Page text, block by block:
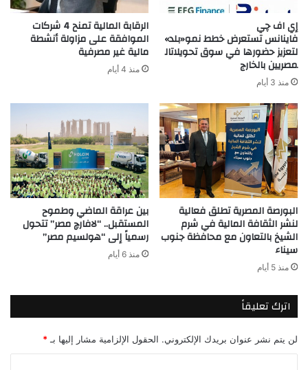
إي اف چي
فاينانس تستعرض خطط نمو«بلد»
لتعزيز حضورها في سوق تحويلاتال
مصريين بالخارج
منذ 3 أيام
الرقابة المالية تمنح 4 شركات
الموافقة على مزاولة أنشطة
مالية غير مصرفية
منذ 4 أيام
البورصة المصرية تطلق فعالية
لنشر الثقافة المالية في شرم
الشيخ بالتعاون مع محافظة جنوب
سيناء
منذ 5 أيام
بين عراقة الماضي وطموح
المستقبل.. “لافارچ مصر” تتحول
رسمياً إلى “هولسيم مصر”
منذ 6 أيام
اترك تعليقاً
لن يتم نشر عنوان بريدك الإلكتروني. الحقول الإلزامية مشار إليها بـ *